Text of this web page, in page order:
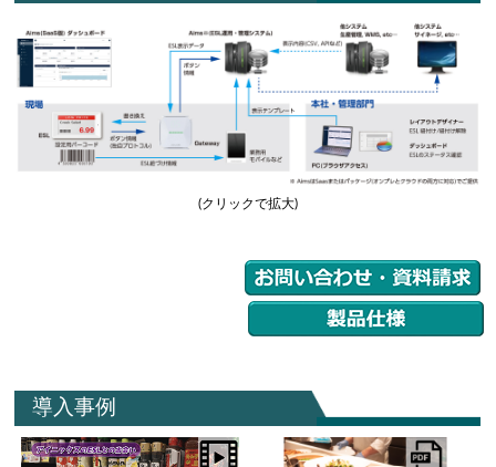
(クリックで拡大)
導入事例